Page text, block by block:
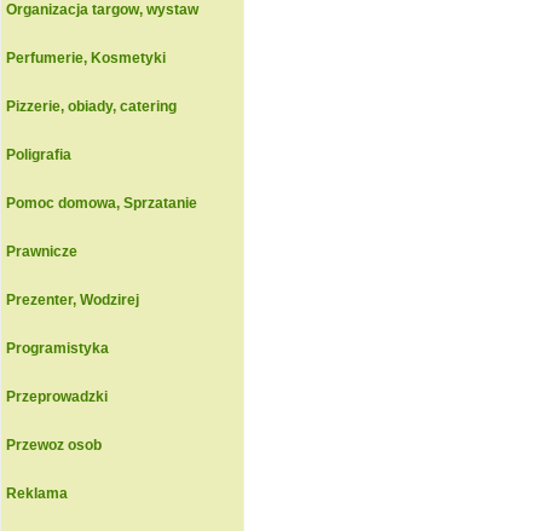
Organizacja targow, wystaw
Perfumerie, Kosmetyki
Pizzerie, obiady, catering
Poligrafia
Pomoc domowa, Sprzatanie
Prawnicze
Prezenter, Wodzirej
Programistyka
Przeprowadzki
Przewoz osob
Reklama